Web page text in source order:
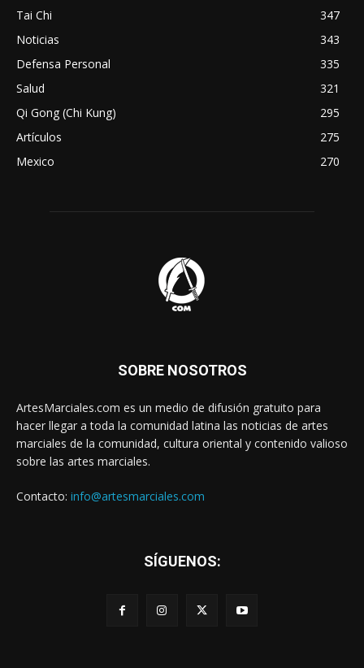
Tai Chi
347
Noticias
343
Defensa Personal
335
Salud
321
Qi Gong (Chi Kung)
295
Artículos
275
Mexico
270
SOBRE NOSOTROS
ArtesMarciales.com es un medio de difusión gratuito para
hacer llegar a toda la comunidad latina las noticias de artes
marciales de la comunidad, cultura oriental y contenido valioso
sobre las artes marciales.
Contacto: info@artesmarciales.com
SÍGUENOS: